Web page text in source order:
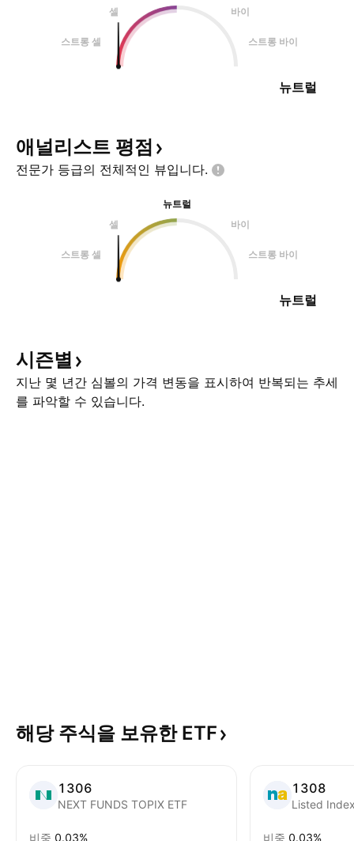
셀
바이
스트롱 셀 스트롱 바이
뉴트럴
애널리스트 평점
전문가 등급의 전체적인 뷰입니다.
뉴트럴
셀
바이
스트롱 셀 스트롱 바이
뉴트럴
시즌별
지난 몇 년간 심볼의 가격 변동을 표시하여 반복되는 추세
를 파악할 수 있습니다.
해당 주식을 보유한 ETF
1306
NEXT FUNDS TOPIX ETF
비중 0.03%
1308
Listed
비중 0.03%